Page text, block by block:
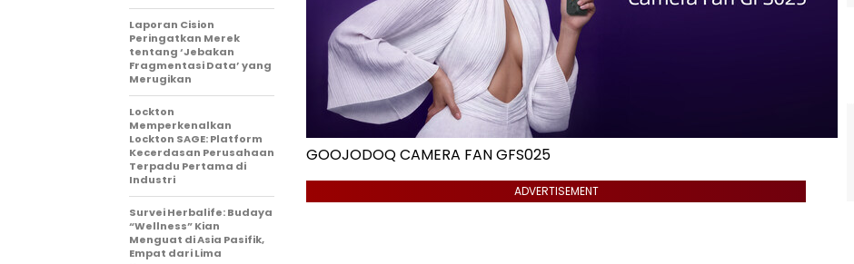
GOOJODOQ CAMERA FAN GFS025
ADVERTISEMENT
Laporan Cision
Peringatkan Merek
tentang ‘Jebakan
Fragmentasi Data’ yang
Merugikan
Lockton
Memperkenalkan
Lockton SAGE: Platform
Kecerdasan Perusahaan
Terpadu Pertama di
Industri
Survei Herbalife: Budaya
“Wellness” Kian
Menguat di Asia Pasifik,
Empat dari Lima